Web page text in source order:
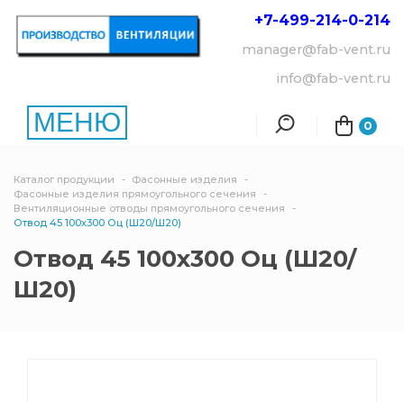
МЕНЮ 0
+7-499-214-0-214
manager@fab-vent.ru
info@fab-vent.ru
Каталог продукции
Фасонные изделия
Фасонные изделия прямоугольного сечения
Вентиляционные отводы прямоугольного сечения
Отвод 45 100х300 Оц (Ш20/Ш20)
Отвод 45 100х300 Оц (Ш20/
Ш20)